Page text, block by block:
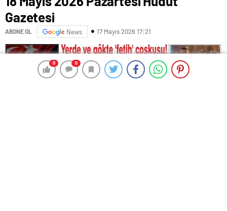
0 0
Gazetesi
ABONE OL News 17 Mayıs 2026 17:21
0 0